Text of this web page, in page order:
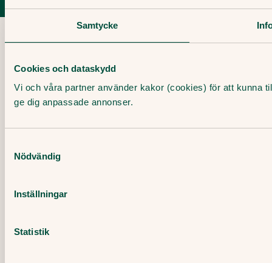
Samtycke
Cookies och dataskydd
Vi och våra partner använder kakor (cookies) för att kunna
ge dig anpassade annonser.
Nödvändig
Inställningar
Statistik